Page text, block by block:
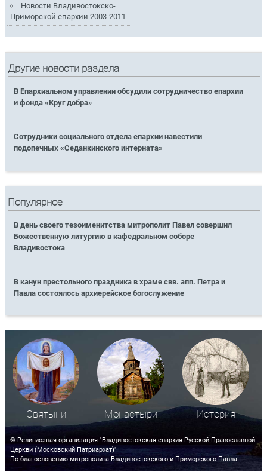
Новости Владивостокско-
Приморской епархии 2003-2011
Другие новости раздела
В Епархиальном управлении обсудили сотрудничество епархии
и фонда «Круг добра»
Сотрудники социального отдела епархии навестили
подопечных «Седанкинского интерната»
Популярное
В день своего тезоименитства митрополит Павел совершил
Божественную литургию в кафедральном соборе
Владивостока
В канун престольного праздника в храме свв. апп. Петра и
Павла состоялось архиерейское богослужение
Святыни Монастыри История
© Религиозная организация "Владивостокская епархия Русской Православной
Церкви (Московский Патриархат)"
По благословению митрополита Владивостокского и Приморского Павла.